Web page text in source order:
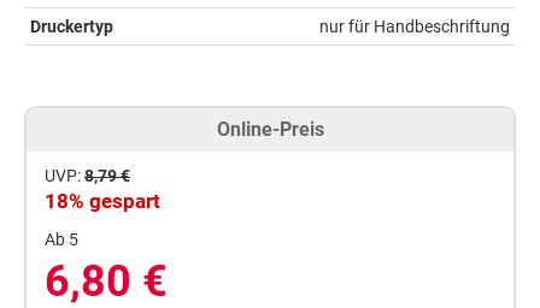
Druckertyp
nur für Handbeschriftung
Online-Preis
UVP:8,79 €
18% gespart
Ab 5
6,80 €